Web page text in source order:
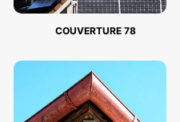
COUVERTURE 78